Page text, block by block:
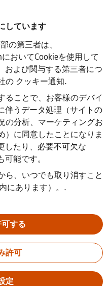
しています
の第三者は、
おいてCookieを使用して
および関与する第三者につ
の クッキー通知.
ることで、お客様のデバイ
伴うデータ処理（サイトの
の分析、マーケティングお
）に同意したことになりま
したり、必要不可欠な
能です。
ら、いつでも取り消すこと
にあります）。 .
する
許可
定
くある質問
業情報
ライバシー通知
ッキーノーティス
用規約
ジタルID
様へ：シーメンスでは、応募
報を求めることもありませ
者から送られたように見える
の担当者からの連絡である